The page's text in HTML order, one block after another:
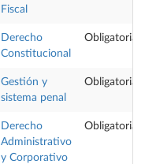
Fiscal
Derecho
Constitucional
Obligatoria
Gestión y
sistema penal
Obligatoria
Derecho
Administrativo
y Corporativo
Obligatoria